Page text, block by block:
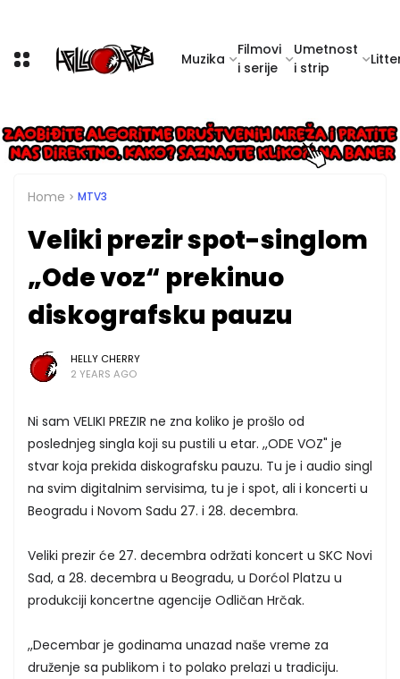
Muzika
Filmovi
i serije
Umetnost
i strip
Home MTV3
Veliki prezir spot-singlom
„Ode voz“ prekinuo
diskografsku pauzu
HELLY CHERRY
2 YEARS AGO
Ni sam VELIKI PREZIR ne zna koliko je prošlo od
poslednjeg singla koji su pustili u etar. ,,ODE VOZ" je
stvar koja prekida diskografsku pauzu. Tu je i audio singl
na svim digitalnim servisima, tu je i spot, ali i koncerti u
Beogradu i Novom Sadu 27. i 28. decembra.
Veliki prezir će 27. decembra održati koncert u SKC Novi
Sad, a 28. decembra u Beogradu, u Dorćol Platzu u
produkciji koncertne agencije Odličan Hrčak.
,,Decembar je godinama unazad naše vreme za
druženje sa publikom i to polako prelazi u tradiciju.